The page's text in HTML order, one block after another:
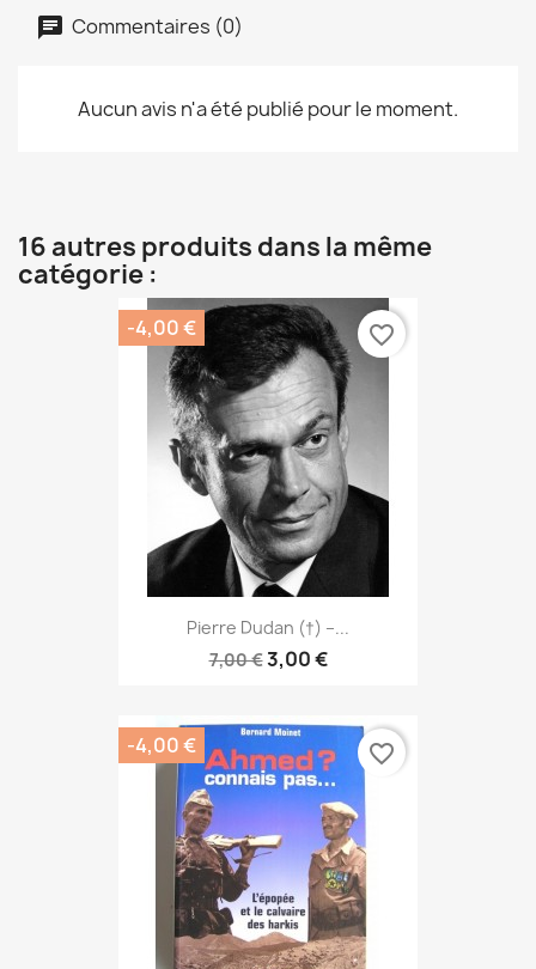
Commentaires (0)
Aucun avis n'a été publié pour le moment.
16 autres produits dans la même
catégorie :
Pierre Dudan (†) –...
7,00 €3,00 €
-4,00 € favorite_border
-4,00 € favorite_border